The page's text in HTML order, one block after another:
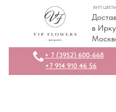
в
ВИП
+7 914 910 46 56
+ 7 (3952) 600-668